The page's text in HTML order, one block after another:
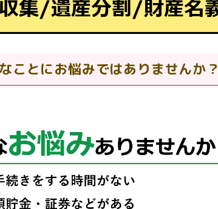
ことにお悩みではありませんか？